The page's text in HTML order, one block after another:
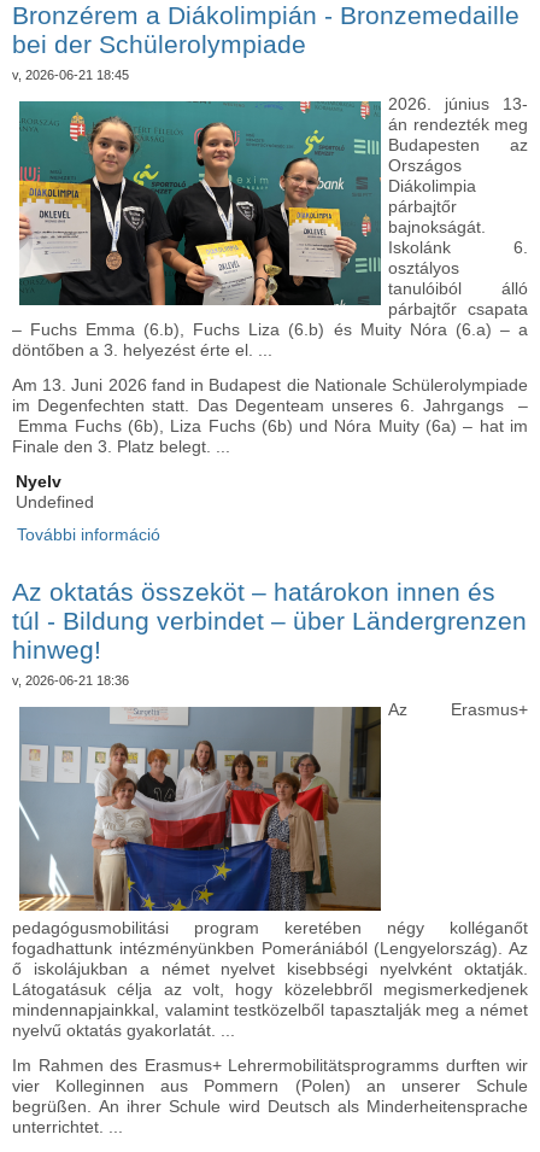
kapcsolatosan
Bronzérem a Diákolimpián - Bronzemedaille
bei der Schülerolympiade
v, 2026-06-21 18:45
2026. június 13-
án rendezték meg
Budapesten az
Országos
Diákolimpia
párbajtőr
bajnokságát.
Iskolánk 6.
osztályos
tanulóiból álló
párbajtőr csapata
– Fuchs Emma (6.b), Fuchs Liza (6.b) és Muity Nóra (6.a) – a
döntőben a 3. helyezést érte el. ...
Am 13. Juni 2026 fand in Budapest die Nationale Schülerolympiade
im Degenfechten statt. Das Degenteam unseres 6. Jahrgangs –
Emma Fuchs (6b), Liza Fuchs (6b) und Nóra Muity (6a) – hat im
Finale den 3. Platz belegt. ...
Nyelv
Undefined
További információ
Az oktatás összeköt – határokon innen és
túl - Bildung verbindet – über Ländergrenzen
hinweg!
v, 2026-06-21 18:36
Az Erasmus+
pedagógusmobilitási program keretében négy kolléganőt
fogadhattunk intézményünkben Pomerániából (Lengyelország). Az
ő iskolájukban a német nyelvet kisebbségi nyelvként oktatják.
Látogatásuk célja az volt, hogy közelebbről megismerkedjenek
mindennapjainkkal, valamint testközelből tapasztalják meg a német
nyelvű oktatás gyakorlatát. ...
Im Rahmen des Erasmus+ Lehrermobilitätsprogramms durften wir
vier Kolleginnen aus Pommern (Polen) an unserer Schule
begrüßen. An ihrer Schule wird Deutsch als Minderheitensprache
unterrichtet. ...